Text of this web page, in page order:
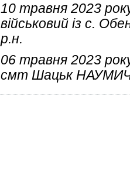
10 травня 2023
військовий із с.
р.н.
06 травня 2023
смт Шацьк